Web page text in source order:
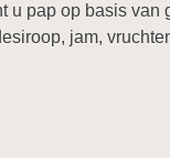
pap op basis
jam,